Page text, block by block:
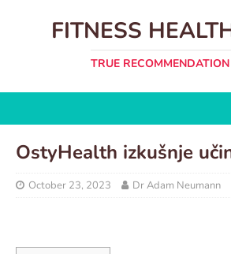
FITNESS
TRUE
OstyHealth izkušnje
October 23, 2023 Dr Adam Neumann